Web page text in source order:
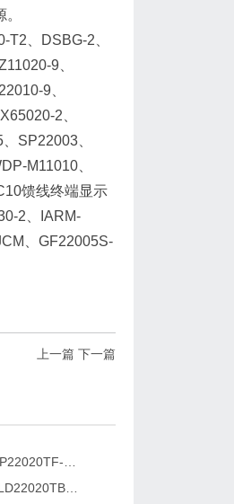
、DSBG-2、
9、
9、
2、
SP22003、
M11010、
馈线终端显示
2、IARM-
、GF22005S-
上一篇 下一篇
湖南、广东、新疆PMI-SA/RT22010F/ZLD22020TB电源模块维修更换